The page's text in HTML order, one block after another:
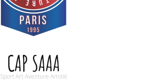
CAP SAAA
Sport Art Aventure Amitié